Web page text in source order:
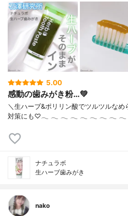
5.00
感動の歯みがき粉…💚
＼生ハーブ&ポリリン酸でツルツルな
対策にも♡‪𓂃‬ ‪𓂃‬ ‪𓂃‬ ‪𓂃‬ ‪𓂃‬ ‪𓂃‬ ‪𓂃‬ ‪𓂃‬
ナチュラボ
生ハーブ歯みがき
nako